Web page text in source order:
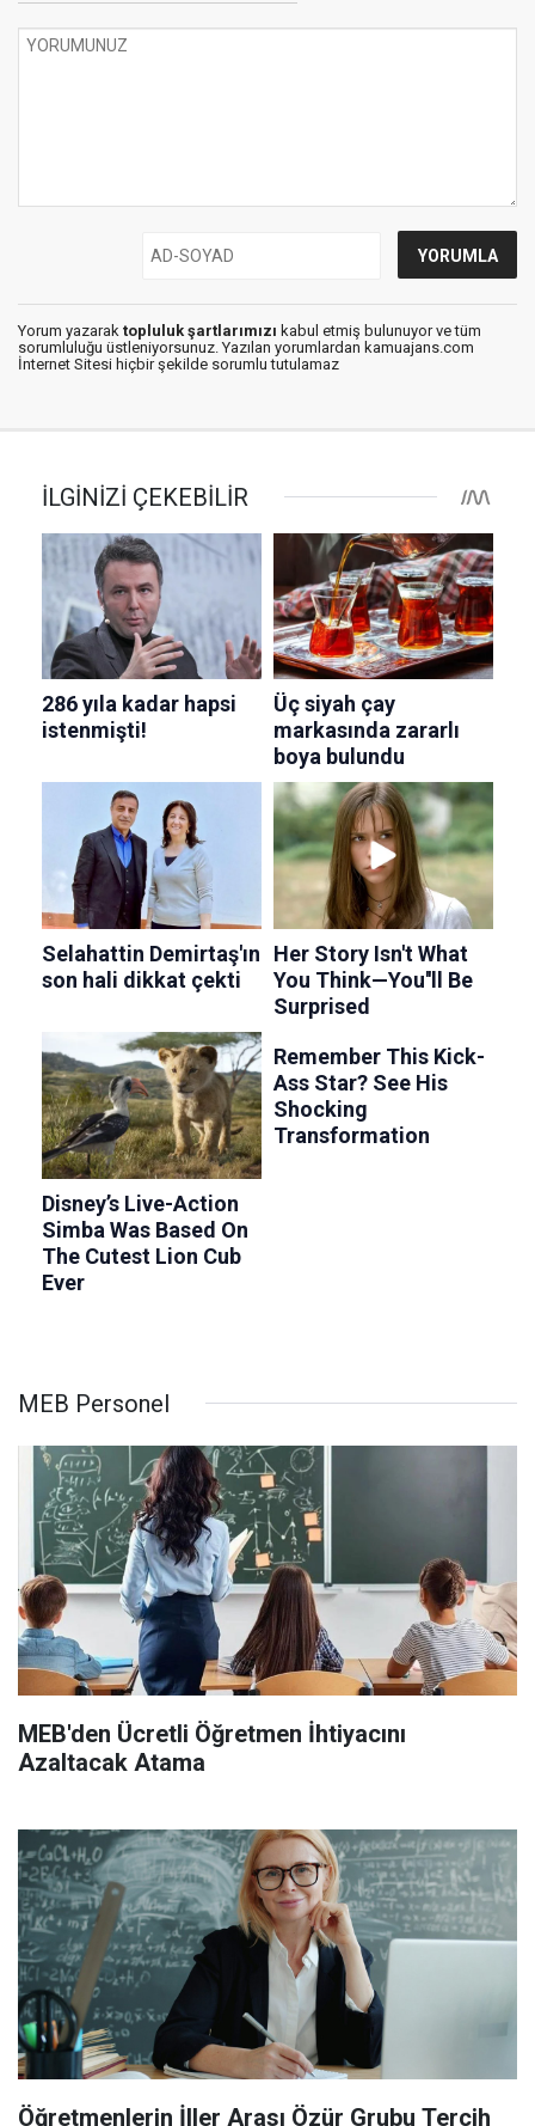
Yorum yazarak topluluk şartlarımızı kabul etmiş bulunuyor ve tüm
sorumluluğu üstleniyorsunuz. Yazılan yorumlardan kamuajans.com
İnternet Sitesi hiçbir şekilde sorumlu tutulamaz
MEB Personel
MEB'den Ücretli Öğretmen İhtiyacını
Azaltacak Atama
Öğretmenlerin İller Arası Özür Grubu Tercih